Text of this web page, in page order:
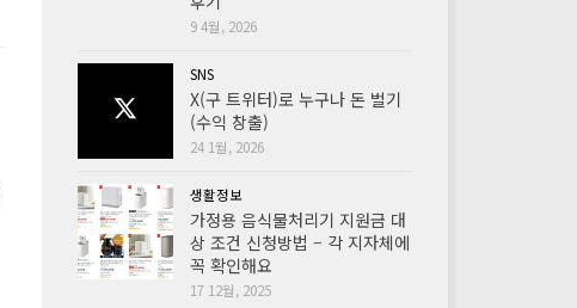
9 4월, 2026
SNS
X(구 트위터)로 누구나 돈 벌기
(수익 창출)
24 1월, 2026
생활정보
가정용 음식물처리기 지원금 대
상 조건 신청방법 – 각 지자체에
꼭 확인해요
17 12월, 2025